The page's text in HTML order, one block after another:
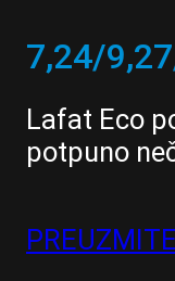
7,24/
Lafat Eco
potpuno